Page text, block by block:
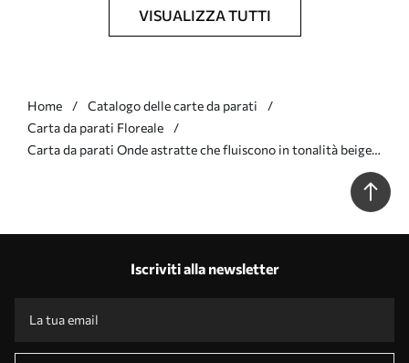
VISUALIZZA TUTTI
Home
Catalogo delle carte da parati
Carta da parati Floreale
Carta da parati Onde astratte che fluiscono in tonalità beige
Iscriviti alla newsletter